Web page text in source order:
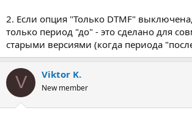
2. Если опция "Только DTMF"
только период "до" - это сделано для
старыми версиями (когда периода
V Viktor K.
New member